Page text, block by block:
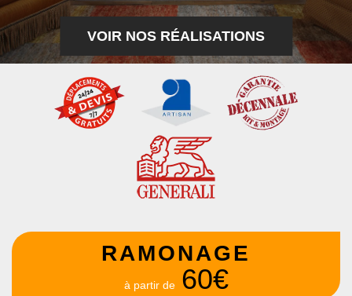
VOIR NOS RÉALISATIONS
RAMONAGE
à partir de 60€